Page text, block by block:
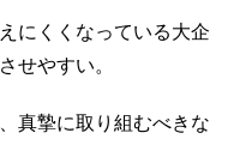
にくくなっている大企
せやすい。
真摯に取り組むべきな